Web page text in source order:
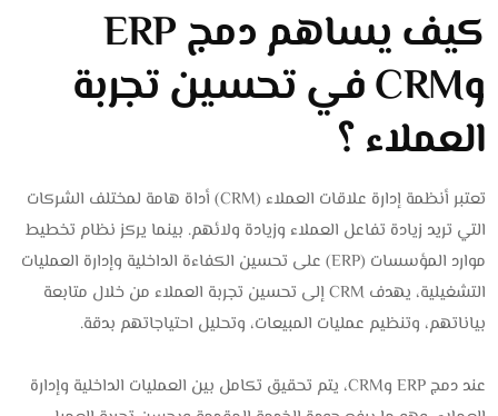
كيف يساهم دمج ERP
وCRM في تحسين تجربة
العملاء ؟
تعتبر أنظمة إدارة علاقات العملاء (CRM) أداة هامة لمختلف الشركات
التي تريد زيادة تفاعل العملاء وزيادة ولائهم. بينما يركز نظام تخطيط
موارد المؤسسات (ERP) على تحسين الكفاءة الداخلية وإدارة العمليات
التشغيلية، يهدف CRM إلى تحسين تجربة العملاء من خلال متابعة
بياناتهم، وتنظيم عمليات المبيعات، وتحليل احتياجاتهم بدقة.
عند دمج ERP وCRM، يتم تحقيق تكامل بين العمليات الداخلية وإدارة